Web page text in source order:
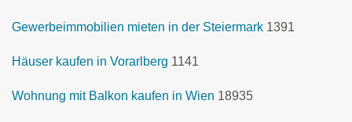
Gewerbeimmobilien mieten in der Steiermark 1391
Häuser kaufen in Vorarlberg 1141
Wohnung mit Balkon kaufen in Wien 18935